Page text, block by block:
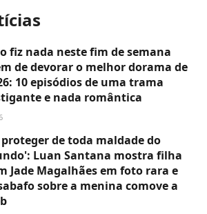
fiz nada neste fim de semana
de devorar o melhor dorama de
10 episódios de uma trama
e nada romântica
proteger de toda maldade do
Luan Santana mostra filha
Jade Magalhães em foto rara e
sobre a menina comove a